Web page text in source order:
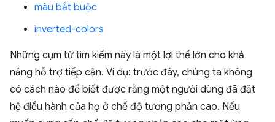
màu bắt buộc
inverted-colors
Những cụm từ tìm kiếm này là một lợi thế lớn cho khả
năng hỗ trợ tiếp cận. Ví dụ: trước đây, chúng ta không
có cách nào để biết được rằng một người dùng đã đặt
hệ điều hành của họ ở chế độ tương phản cao. Nếu